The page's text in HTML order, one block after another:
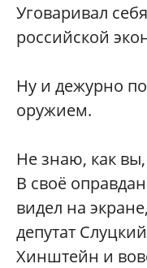
Уговаривал
российской
Ну и дежурно
оружием.
Не знаю, как
В своё
видел на
депутат
Хинштейн и